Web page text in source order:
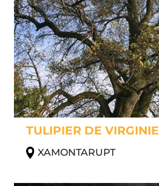
TULIPIER DE VIRGINIE
XAMONTARUPT